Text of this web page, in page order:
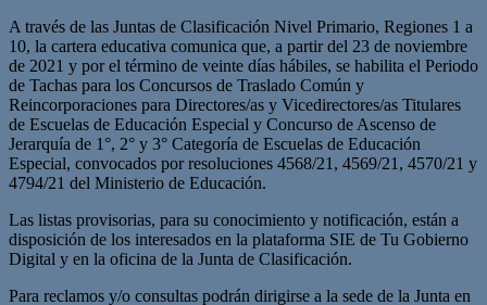
A través de las Juntas de Clasificación Nivel Primario, Regiones 1 a
10, la cartera educativa comunica que, a partir del 23 de noviembre
de 2021 y por el término de veinte días hábiles, se habilita el Periodo
de Tachas para los Concursos de Traslado Común y
Reincorporaciones para Directores/as y Vicedirectores/as Titulares
de Escuelas de Educación Especial y Concurso de Ascenso de
Jerarquía de 1°, 2° y 3° Categoría de Escuelas de Educación
Especial, convocados por resoluciones 4568/21, 4569/21, 4570/21 y
4794/21 del Ministerio de Educación.
Las listas provisorias, para su conocimiento y notificación, están a
disposición de los interesados en la plataforma SIE de Tu Gobierno
Digital y en la oficina de la Junta de Clasificación.
Para reclamos y/o consultas podrán dirigirse a la sede de la Junta en